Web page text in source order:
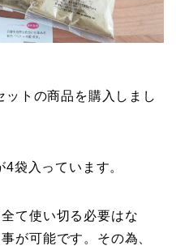
トの商品を購入しまし
袋入っています。
て使い切る必要はな
が可能です。その為、